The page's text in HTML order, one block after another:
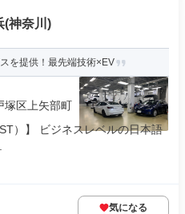
(神奈川)
を提供！最先端技術×EV
塚区上矢部町
）】 ビジネスレベルの日本語
気になる